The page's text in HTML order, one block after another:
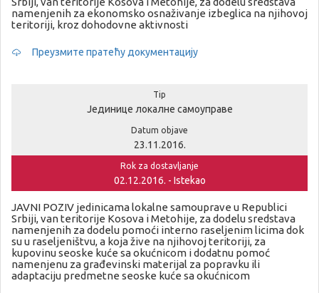
namenjenih za ekonomsko osnaživanje izbeglica na njihovoj
teritoriji, kroz dohodovne aktivnosti
Преузмите пратећу документацију
Tip
Јединице локалне самоуправе
Datum objave
23.11.2016.
Rok za dostavljanje
02.12.2016. - Istekao
JAVNI POZIV jedinicama lokalne samouprave u Republici
Srbiji, van teritorije Kosova i Metohije, za dodelu sredstava
namenjenih za dodelu pomoći interno raseljenim licima dok
su u raseljeništvu, a koja žive na njihovoj teritoriji, za
kupovinu seoske kuće sa okućnicom i dodatnu pomoć
namenjenu za građevinski materijal za popravku ili
adaptaciju predmetne seoske kuće sa okućnicom